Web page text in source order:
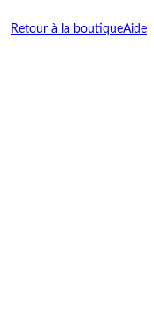
Retour à la boutiqueAide